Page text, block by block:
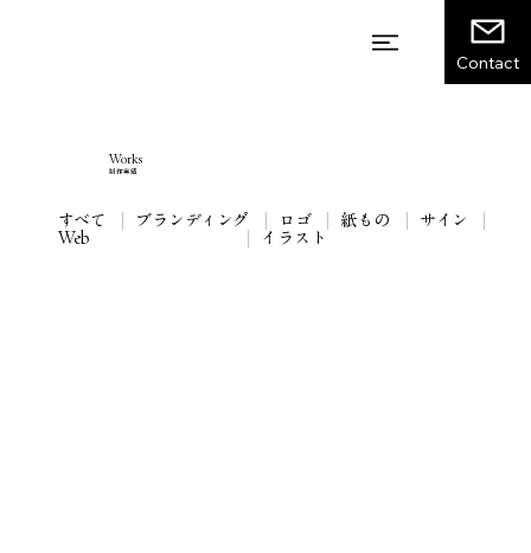
Contact
Works
制作実績
すべて ブランディング ロゴ 紙もの
サイン
Web
イラスト